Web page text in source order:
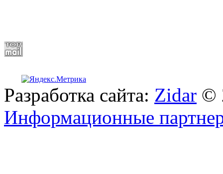
Разработка сайта: Zidar ©
Информационные